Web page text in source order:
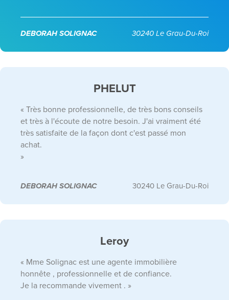
DEBORAH SOLIGNAC 30240 Le Grau-Du-Roi
PHELUT
« Très bonne professionnelle, de très bons conseils
et très à l'écoute de notre besoin. J'ai vraiment été
très satisfaite de la façon dont c'est passé mon
achat.
»
DEBORAH SOLIGNAC 30240 Le Grau-Du-Roi
Leroy
« Mme Solignac est une agente immobilière
honnête , professionnelle et de confiance.
Je la recommande vivement . »